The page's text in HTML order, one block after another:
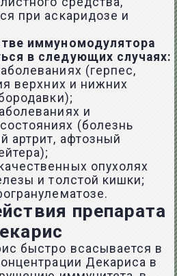
при аскаридозе и
иммуномодулятора
в следующих случаях:
(герпес,
верхних и нижних
и
(болезнь
артрит, афтозный
опухолях
и толстой кишки;
препарата
быстро всасывается в
Декариса в